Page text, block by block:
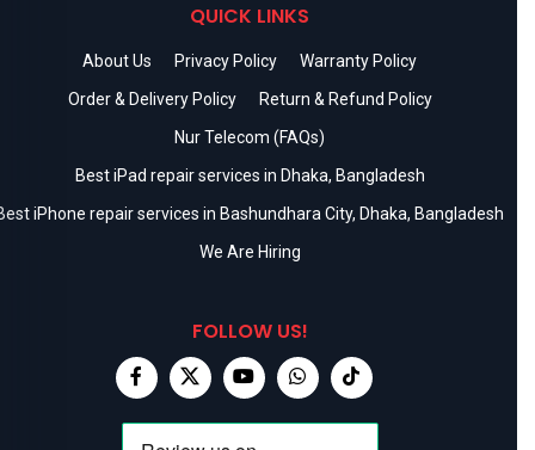
QUICK LINKS
About Us Privacy Policy
Warranty Policy
Order & Delivery Policy
Return & Refund Policy
Nur Telecom (FAQs)
Best iPad repair services in Dhaka, Bangladesh
iPhone repair services in Bashundhara City, Dhaka, Bangladesh
We Are Hiring
FOLLOW US!